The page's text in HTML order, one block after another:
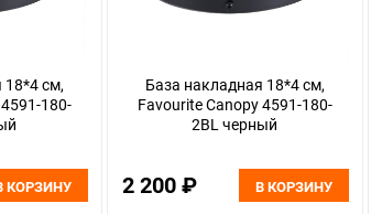
18*4 см,
180-
КОРЗИНУ
База накладная 18*4 см,
Favourite Canopy 4591-180-
2BL черный
2 200 ₽ В КОРЗИНУ